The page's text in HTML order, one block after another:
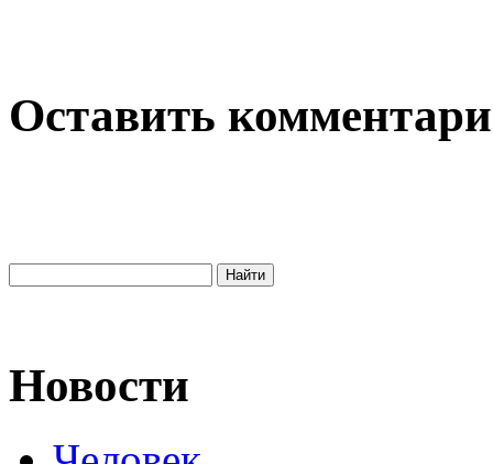
Оставить
Новости